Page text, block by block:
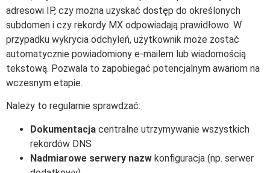
adresowi IP, czy można uzyskać dostęp do określonych
subdomen i czy rekordy MX odpowiadają prawidłowo. W
przypadku wykrycia odchyleń, użytkownik może zostać
automatycznie powiadomiony e-mailem lub wiadomością
tekstową. Pozwala to zapobiegać potencjalnym awariom na
wczesnym etapie.
Należy to regularnie sprawdzać:
Dokumentacja centralne utrzymywanie wszystkich
rekordów DNS
Nadmiarowe serwery nazw konfiguracja (np. serwer